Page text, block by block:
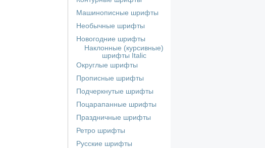
Машинописные шрифты
Необычные шрифты
Новогодние шрифты
Наклонные (курсивные)
шрифты Italic
Округлые шрифты
Прописные шрифты
Подчеркнутые шрифты
Поцарапанные шрифты
Праздничные шрифты
Ретро шрифты
Русские шрифты